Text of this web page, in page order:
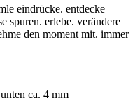
eindrücke. entdecke
spuren. erlebe. verändere
den moment mit. immer
ca. 4 mm